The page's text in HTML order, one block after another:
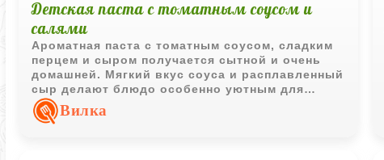
Детская паста с томатным соусом и
салями
Ароматная паста с томатным соусом, сладким
перцем и сыром получается сытной и очень
домашней. Мягкий вкус соуса и расплавленный
сыр делают блюдо особенно уютным для
семейного обеда.
Вилка